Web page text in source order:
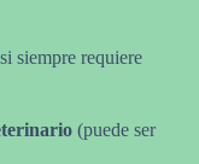
siempre requiere
(puede ser